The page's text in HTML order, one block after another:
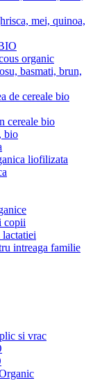
mei, quinoa,
organic
basmati, brun,
de cereale bio
cereale bio
bio
liofilizata
copii
intreaga familie
si vrac